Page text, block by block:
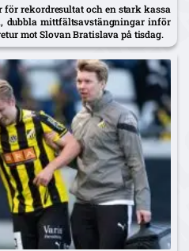
rekordresultat och en stark kassa
dubbla mittfältsavstängningar inför
mot Slovan Bratislava på tisdag.